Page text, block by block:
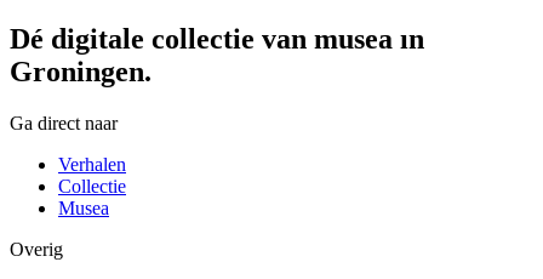
Dé digitale collectie van musea in
Groningen.
Ga direct naar
Verhalen
Collectie
Musea
Overig